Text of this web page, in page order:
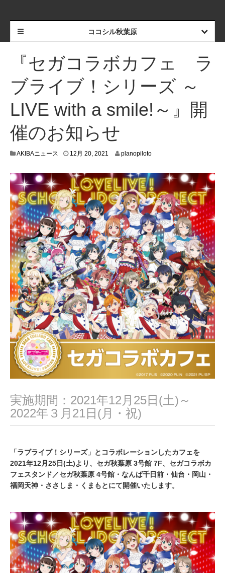
ココシル秋葉原
『セガコラボカフェ ラ
ブライブ！シリーズ ～
LIVE with a smile!～』開
催のお知らせ
AKIBAニュース 12月 20, 2021
1
5
,
2
0
2
1
planopiloto
実施期間：2021年12月25日(土)～
2022年３月21日(月・祝)
「ラブライブ！シリーズ」とコラボレーションしたカフェを
2021年12月25日(土)より、セガ秋葉原 3号館 7F、セガコラボカ
フェスタンド／セガ秋葉原 4号館・なんば千日前・仙台・岡山・
福岡天神・ささしま・くまもとにて開催いたします。